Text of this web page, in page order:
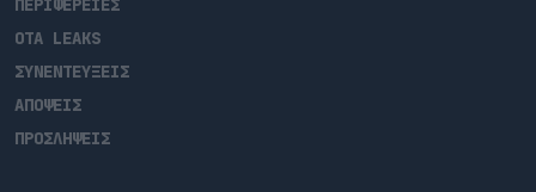
ΠΕΡΙΦΕΡΕΙΕΣ
OTA LEAKS
ΣΥΝΕΝΤΕΥΞΕΙΣ
ΑΠΟΨΕΙΣ
ΠΡΟΣΛΗΨΕΙΣ